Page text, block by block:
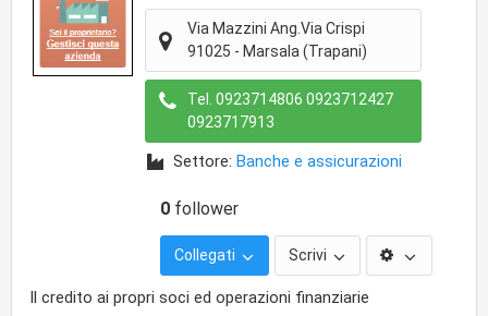
Via Mazzini Ang.Via Crispi
91025 - Marsala (Trapani)
Tel. 0923714806 0923712427
0923717913
Settore: Banche e assicurazioni
0 follower
Collegati Scrivi
Il credito ai propri soci ed operazioni finanziarie